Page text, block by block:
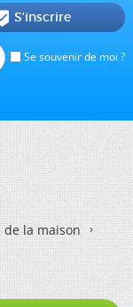
Se souvenir de moi ?
S'inscrire
la maison